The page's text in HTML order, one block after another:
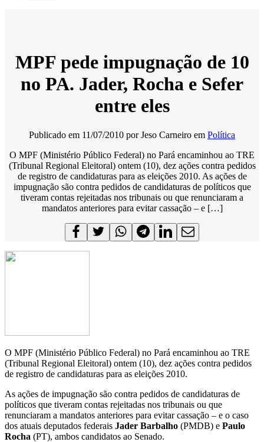
MPF pede impugnação de 10
no PA. Jader, Rocha e Sefer
entre eles
Publicado em 11/07/2010 porJeso Carneiro em Política
O MPF (Ministério Público Federal) no Pará encaminhou ao TRE
(Tribunal Regional Eleitoral) ontem (10), dez ações contra pedidos
de registro de candidaturas para as eleições 2010. As ações de
impugnação são contra pedidos de candidaturas de políticos que
tiveram contas rejeitadas nos tribunais ou que renunciaram a
mandatos anteriores para evitar cassação – e […]
O MPF (Ministério Público Federal) no Pará encaminhou ao TRE
(Tribunal Regional Eleitoral) ontem (10), dez ações contra pedidos
de registro de candidaturas para as eleições 2010.
As ações de impugnação são contra pedidos de candidaturas de
políticos que tiveram contas rejeitadas nos tribunais ou que
renunciaram a mandatos anteriores para evitar cassação – e o caso
dos atuais deputados federais Jader Barbalho (PMDB) e Paulo
Rocha (PT), ambos candidatos ao Senado.